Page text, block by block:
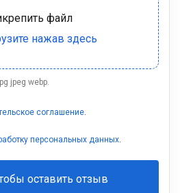
jpeg webp.
соглашение.
персональных данных.
оставить отзыв